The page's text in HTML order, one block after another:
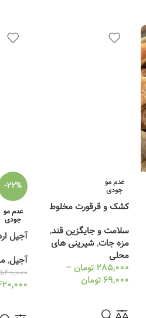
عدم مو
جودی
کشک و قرقورت مخلوط
سلامت و جایگزین قند,
مزه جات,شیرینی های
محلی
285,000 تومان –
69,000 تومان
-22%
عدم مو
جودی
آجیل
آجیل,